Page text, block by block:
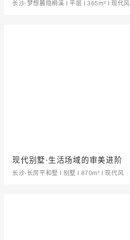
长沙·梦想麓隐桐溪 I 平层 I 365m² I 现代风
现代别墅·生活场域的审美进阶
长沙·长房平和墅 I 别墅 I 870m² I 现代风